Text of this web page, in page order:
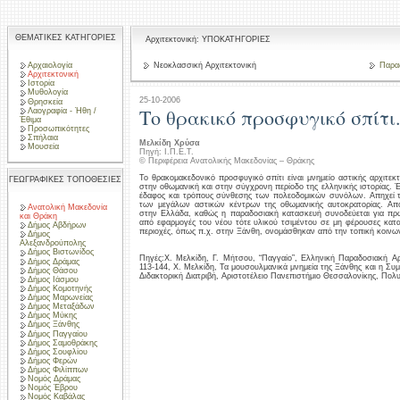
ΘΕΜΑΤΙΚΕΣ ΚΑΤΗΓΟΡΙΕΣ
Αρχαιολογία
Αρχιτεκτονική
Ιστορία
Μυθολογία
Θρησκεία
Λαογραφία - Ήθη /
Έθιμα
Προσωπικότητες
Σπήλαια
Μουσεία
ΓΕΩΓΡΑΦΙΚΕΣ ΤΟΠΟΘΕΣΙΕΣ
Ανατολική Μακεδονία
και Θράκη
Δήμος Αβδήρων
Δήμος
Αλεξανδρούπολης
Δήμος Βιστωνίδος
Δήμος Δράμας
Δήμος Θάσου
Δήμος Ιάσμου
Δήμος Κομοτηνής
Δήμος Μαρωνείας
Δήμος Μεταξάδων
Δήμος Μύκης
Δήμος Ξάνθης
Δήμος Παγγαίου
Δήμος Σαμοθράκης
Δήμος Σουφλίου
Δήμος Φερών
Δήμος Φιλίππων
Νομός Δράμας
Νομός Έβρου
Νομός Καβάλας
Αρχιτεκτονική: ΥΠΟΚΑΤΗΓΟΡΙΕΣ
Νεοκλασσική Αρχιτεκτονική
25-10-2006
Το θρακικό προσφυγικό σπίτι.
Μελκίδη Χρύσα
Πηγή: Ι.Π.Ε.Τ.
© Περιφέρεια Ανατολικής Μακεδονίας – Θράκης
Το θρακομακεδονικό προσφυγικό σπίτι είναι μνημείο αστικής
στην οθωμανική και στην σύγχρονη περίοδο της ελληνικής
έδαφος και τρόπους σύνθεσης των πολεοδομικών συνόλων.
των μεγάλων αστικών κέντρων της οθωμανικής αυτοκρατορίας.
στην Ελλάδα, καθώς η παραδοσιακή κατασκευή συνοδεύεται για
από εφαρμογές του νέου τότε υλικού τσιμέντου σε μη φέρουσες
περιοχές, όπως π.χ. στην Ξάνθη, ονομάσθηκαν από την τοπική
Πηγές:Χ. Μελκίδη, Γ. Μήτσου, “Παγγαίο”, Ελληνική Παραδοσιακή
113-144, Χ. Μελκίδη, Τα μουσουλμανικά μνημεία της Ξάνθης και η
Διδακτορική Διατριβή, Αριστοτέλειο Πανεπιστήμιο Θεσσαλονίκης,